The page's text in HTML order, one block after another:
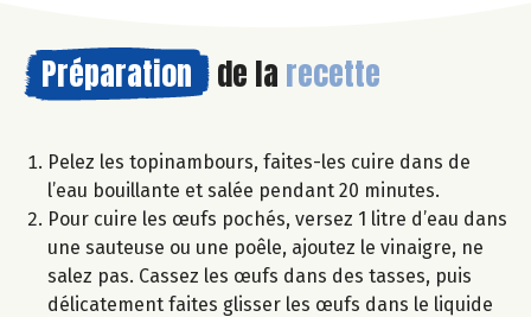
Préparation de la recette
Pelez les topinambours, faites-les cuire dans de
l’eau bouillante et salée pendant 20 minutes.
Pour cuire les œufs pochés, versez 1 litre d’eau dans
une sauteuse ou une poêle, ajoutez le vinaigre, ne
salez pas. Cassez les œufs dans des tasses, puis
délicatement faites glisser les œufs dans le liquide